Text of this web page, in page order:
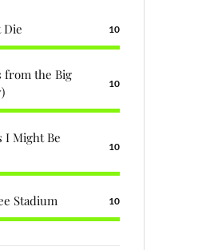
Die 10
from the Big
10
I Might Be
10
Stadium 10